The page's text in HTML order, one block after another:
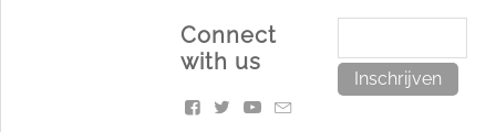
Connect
with us
Inschrijven